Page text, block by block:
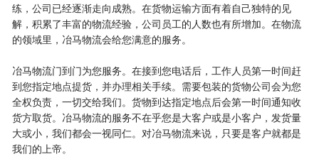
练，公司已经逐渐走向成熟。在货物运输方面有着自己独特的见
解，积累了丰富的物流经验，公司员工的人数也有所增加。在物流
的领域里，冶马物流会给您满意的服务。
冶马物流门到门为您服务。在接到您电话后，工作人员第一时间赶
到您指定地点提货，并办理相关手续。需要包装的货物公司会为您
全权负责，一切交给我们。货物到达指定地点后会第一时间通知收
货方取货。冶马物流的服务不在乎您是大客户或是小客户，发货量
大或小，我们都会一视同仁。对冶马物流来说，只要是客户就都是
我们的上帝。